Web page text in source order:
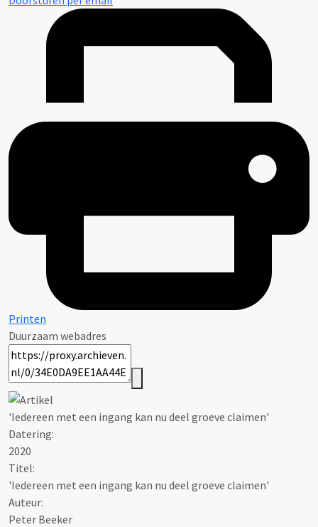
Printen
Duurzaam webadres
'Iedereen met een ingang kan nu deel groeve claimen'
Datering:
2020
Titel:
'Iedereen met een ingang kan nu deel groeve claimen'
Auteur:
Peter Beeker